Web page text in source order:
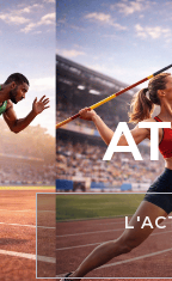
Aller
au
contenu